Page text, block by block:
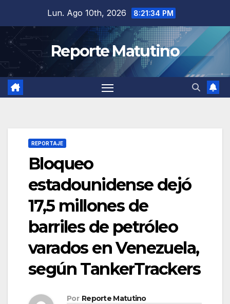
contenido
Lun. Ago 10th, 2026 8:21:35 PM
Reporte Matutino
REPORTAJE
Bloqueo
estadounidense dejó
17,5 millones de
barriles de petróleo
varados en Venezuela,
según TankerTrackers
Por Reporte Matutino